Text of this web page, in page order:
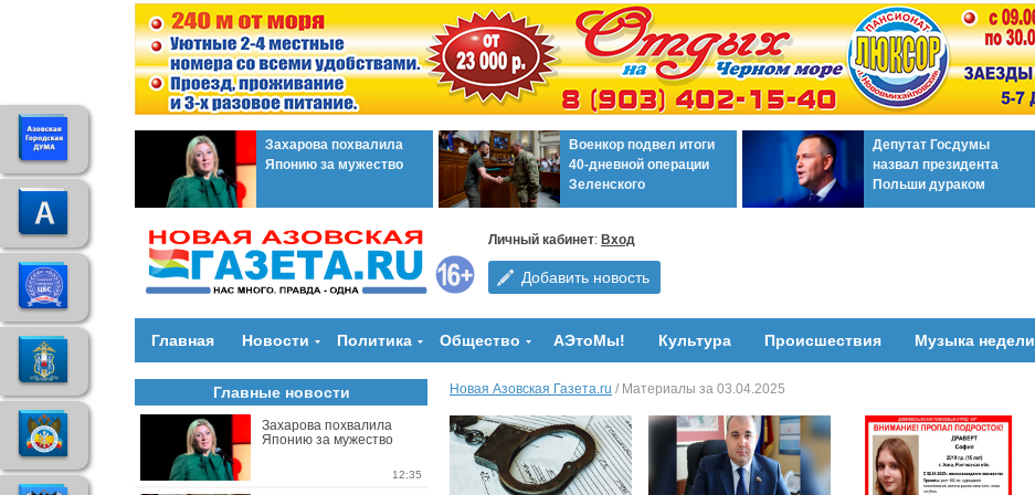
Захарова похвалила
Японию за мужество
Военкор подвел итоги
40-дневной операции
Зеленского
Депутат Госдумы
назвал президента
Польши дураком
Личный кабинет: Вход
Добавить новость
Главная Новости Политика Общество АЭтоМы! Культура Происшествия Музыка недели
Новая Азовская Газета.ru / Материалы за 03.04.2025
Главные новости
Захарова похвалила
Японию за мужество
12:35